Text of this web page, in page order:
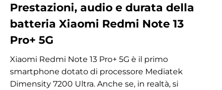
Prestazioni, audio e durata della
batteria Xiaomi Redmi Note 13
Pro+ 5G
Xiaomi Redmi Note 13 Pro+ 5G è il primo
smartphone dotato di processore Mediatek
Dimensity 7200 Ultra. Anche se, in realtà, si